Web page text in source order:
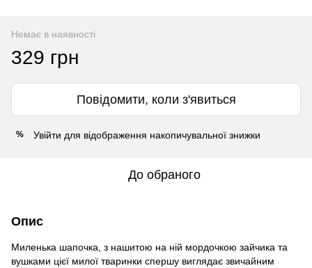
Немає в наявності
329 грн
Повідомити, коли з'явиться
% Увійти для відображення накопичувальної знижки
До обраного
Опис
Миленька шапочка, з нашитою на ній мордочкою зайчика та
вушками цієї милої тваринки спершу виглядає звичайним